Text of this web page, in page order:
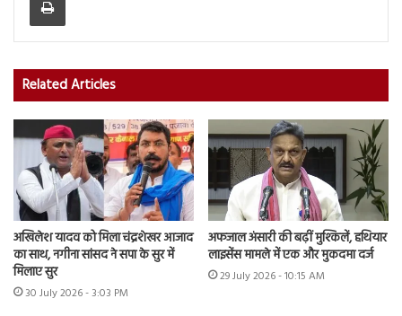
Related Articles
अखिलेश यादव को मिला चंद्रशेखर आजाद
का साथ, नगीना सांसद ने सपा के सुर में
मिलाए सुर
30 July 2026 - 3:03 PM
अफजाल अंसारी की बढ़ीं मुश्किलें, हथियार
लाइसेंस मामले में एक और मुकदमा दर्ज
29 July 2026 - 10:15 AM